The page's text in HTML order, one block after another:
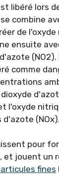
libéré lors
combine
de l'oxyde
ensuite
comme
l'oxyde
d'azote (NOx).
pour
et jouent un
fines